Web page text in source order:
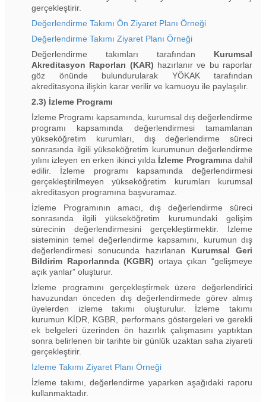
gerçekleştirir.
Değerlendirme Takımı Ön Ziyaret Planı Örneği
Değerlendirme Takımı Ziyaret Planı Örneği
Değerlendirme takımları tarafından Kurumsal
Akreditasyon Raporları (KAR) hazırlanır ve bu raporlar
göz önünde bulundurularak YÖKAK tarafından
akreditasyona ilişkin karar verilir ve kamuoyu ile paylaşılır.
2.3) İzleme Programı
İzleme Programı kapsamında, kurumsal dış değerlendirme
programı kapsamında değerlendirmesi tamamlanan
yükseköğretim kurumları, dış değerlendirme süreci
sonrasında ilgili yükseköğretim kurumunun değerlendirme
yılını izleyen en erken ikinci yılda İzleme Programına dahil
edilir. İzleme programı kapsamında değerlendirmesi
gerçekleştirilmeyen yükseköğretim kurumları kurumsal
akreditasyon programına başvuramaz.
İzleme Programının amacı, dış değerlendirme süreci
sonrasında ilgili yükseköğretim kurumundaki gelişim
sürecinin değerlendirmesini gerçekleştirmektir. İzleme
sisteminin temel değerlendirme kapsamını, kurumun dış
değerlendirmesi sonucunda hazırlanan Kurumsal Geri
Bildirim Raporlarında (KGBR) ortaya çıkan “gelişmeye
açık yanlar” oluşturur.
İzleme programını gerçekleştirmek üzere değerlendirici
havuzundan önceden dış değerlendirmede görev almış
üyelerden izleme takımı oluşturulur. İzleme takımı
kurumun KİDR, KGBR, performans göstergeleri ve gerekli
ek belgeleri üzerinden ön hazırlık çalışmasını yaptıktan
sonra belirlenen bir tarihte bir günlük uzaktan saha ziyareti
gerçekleştirir.
İzleme Takımı Ziyaret Planı Örneği
İzleme takımı, değerlendirme yaparken aşağıdaki raporu
kullanmaktadır.